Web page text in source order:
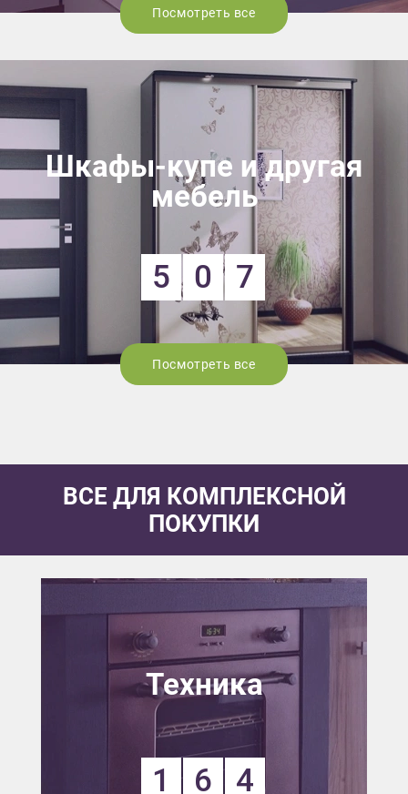
Посмотреть все
Шкафы-купе и другая
мебель
5 0 7
Посмотреть все
ВСЕ ДЛЯ КОМПЛЕКСНОЙ
ПОКУПКИ
Техника
1 6 4